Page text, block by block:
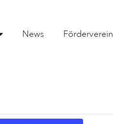
News Förderverein